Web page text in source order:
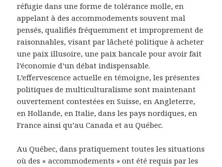
réfugie dans une forme de tolérance molle, en
appelant à des accommodements souvent mal
pensés, qualifiés fréquemment et improprement de
raisonnables, visant par lâcheté politique à acheter
une paix illusoire, une paix bancale pour avoir fait
l’économie d’un débat indispensable.
L’effervescence actuelle en témoigne, les présentes
politiques de multiculturalisme sont maintenant
ouvertement contestées en Suisse, en Angleterre,
en Hollande, en Italie, dans les pays nordiques, en
France ainsi qu’au Canada et au Québec.
Au Québec, dans pratiquement toutes les situations
où des « accommodements » ont été requis par les